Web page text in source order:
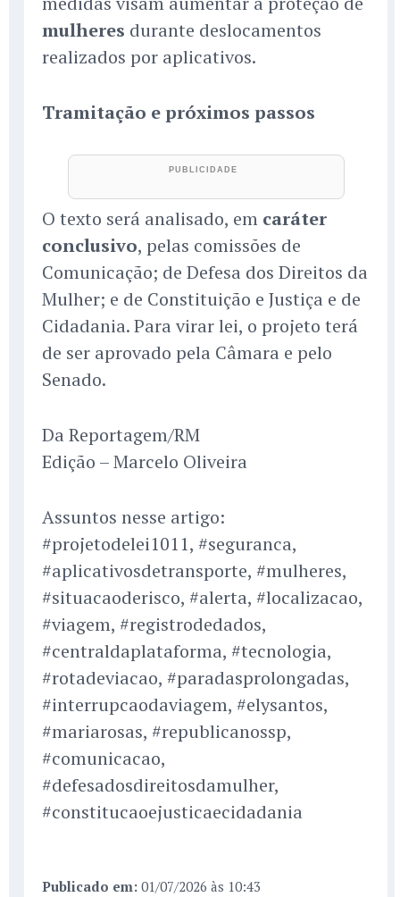
mulheres durante deslocamentos
realizados por aplicativos.
Tramitação e próximos passos
O texto será analisado, em caráter
conclusivo, pelas comissões de
Comunicação; de Defesa dos Direitos da
Mulher; e de Constituição e Justiça e de
Cidadania. Para virar lei, o projeto terá
de ser aprovado pela Câmara e pelo
Senado.
Da Reportagem/RM
Edição – Marcelo Oliveira
Assuntos nesse artigo:
#projetodelei1011, #seguranca,
#aplicativosdetransporte, #mulheres,
#situacaoderisco, #alerta, #localizacao,
#viagem, #registrodedados,
#centraldaplataforma, #tecnologia,
#rotadeviacao, #paradasprolongadas,
#interrupcaodaviagem, #elysantos,
#mariarosas, #republicanossp,
#comunicacao,
#defesadosdireitosdamulher,
#constitucaoejusticaecidadania
Publicado em: 01/07/2026 às 10:43